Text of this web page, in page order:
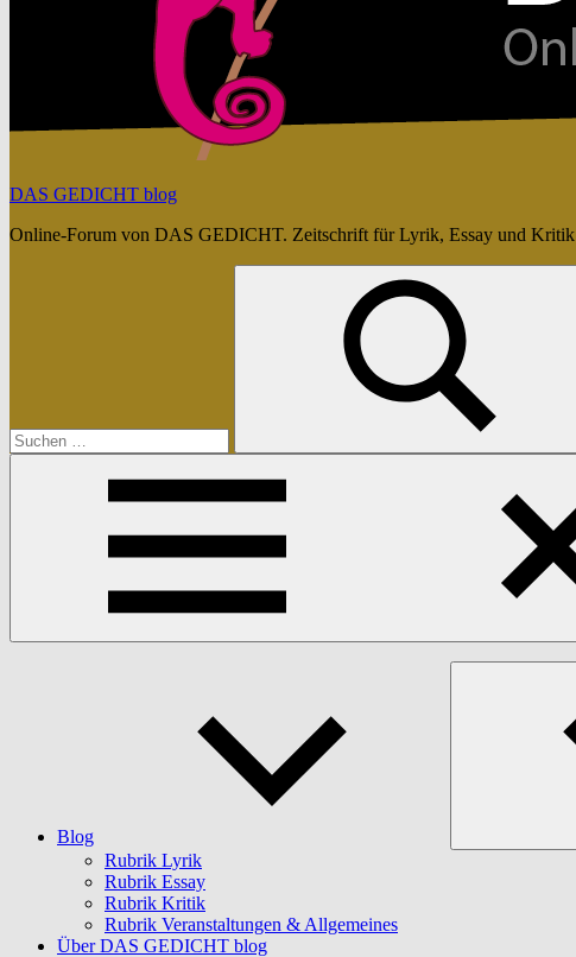
DAS GEDICHT blog
Online-Forum von DAS GEDICHT. Zeitschrift für Lyrik, Essay und Kritik
Suchen
Blog
Rubrik Lyrik
Rubrik Essay
Rubrik Kritik
Rubrik Veranstaltungen & Allgemeines
Über DAS GEDICHT blog